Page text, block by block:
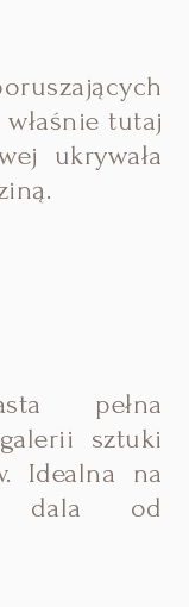
tutaj
ukrywała
pełna
sztuki
Idealna na
dala od